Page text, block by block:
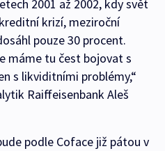
2001 až 2002, kdy svět
krizí, meziroční
pouze 30 procent.
máme tu čest bojovat s
s likviditními problémy,“
Raiffeisenbank Aleš
podle Coface již pátou v